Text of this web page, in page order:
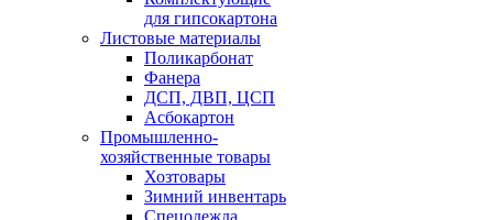
для гипсокартона
Листовые материалы
Поликарбонат
Фанера
ДСП, ДВП, ЦСП
Асбокартон
Промышленно-
хозяйственные товары
Хозтовары
Зимний инвентарь
Спецодежда